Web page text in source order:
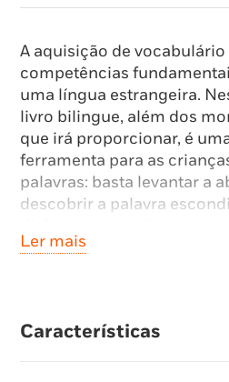
A aquisição de vocabulário
competências
uma língua estrangeira.
livro bilingue, além dos
que irá proporcionar, é
ferramenta para as
palavras: basta levantar a
descobrir a palavra
Ler mais
Características